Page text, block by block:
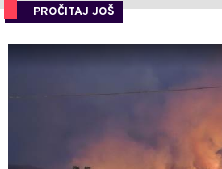
PROČITAJ JOŠ